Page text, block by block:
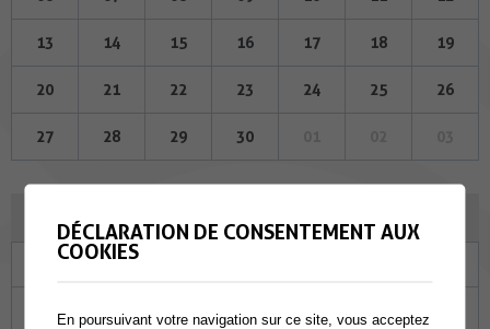
13 14 15 16 17 18 19
20 21 22 23 24 25 26
27 28 29 30
Ma
30 01
DÉCLARATION DE CONSENTEMENT AUX
COOKIES
En poursuivant votre navigation sur ce site, vous acceptez